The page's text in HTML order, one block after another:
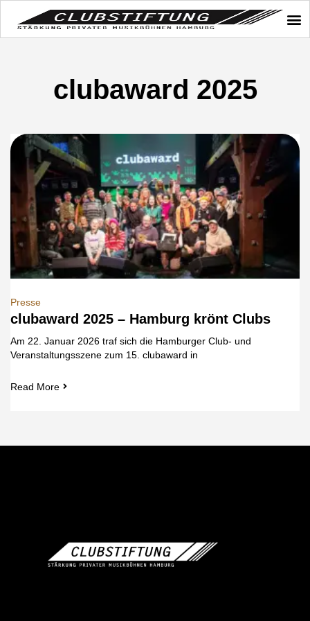
clubaward 2025
Presse
clubaward 2025 – Hamburg krönt Clubs
Am 22. Januar 2026 traf sich die Hamburger Club- und
Veranstaltungsszene zum 15. clubaward in
Read More